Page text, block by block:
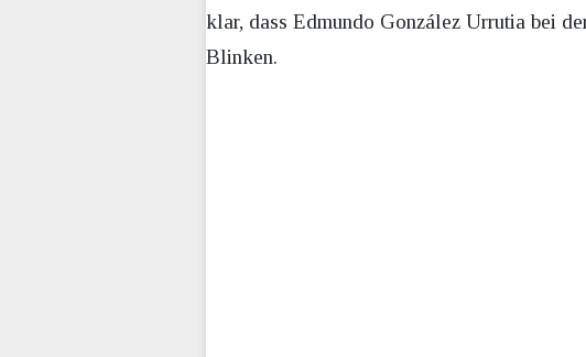
klar, dass Edmundo González Urrutia bei
Blinken.